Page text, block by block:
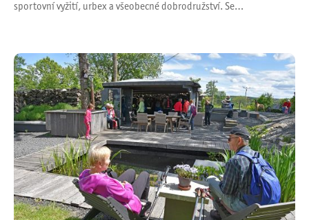
sportovní vyžití, urbex a všeobecné dobrodružství. Se…